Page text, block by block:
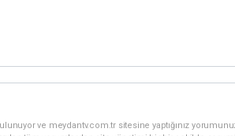
ve meydantv.com.tr sitesine yaptığınız